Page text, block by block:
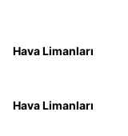
Hava Limanları
Hava Limanları